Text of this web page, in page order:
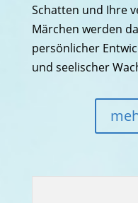
Schatten und Ihre
Märchen werden
persönlicher
und seelischer